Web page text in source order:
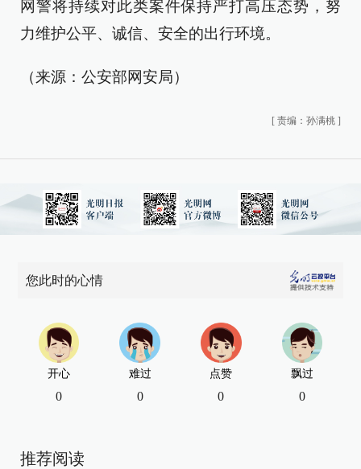
网警将持续对此类案件保持严打高压态势，努
力维护公平、诚信、安全的出行环境。
（来源：公安部网安局）
[ 责编：孙满桃 ]
您此时的心情
开心
0
难过
0
点赞
0
飘过
0
推荐阅读